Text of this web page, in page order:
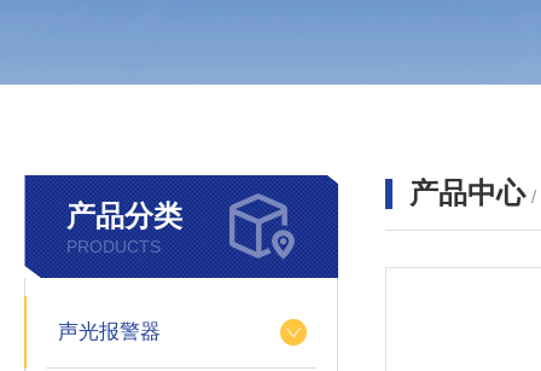
产品分类
PRODUCTS
声光报警器
产品中心 /